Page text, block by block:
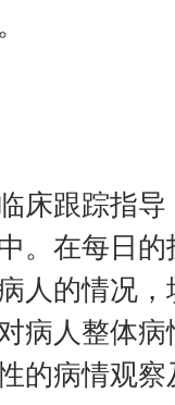
床跟踪指
。在每日
人的情况
病人整体
的病情观